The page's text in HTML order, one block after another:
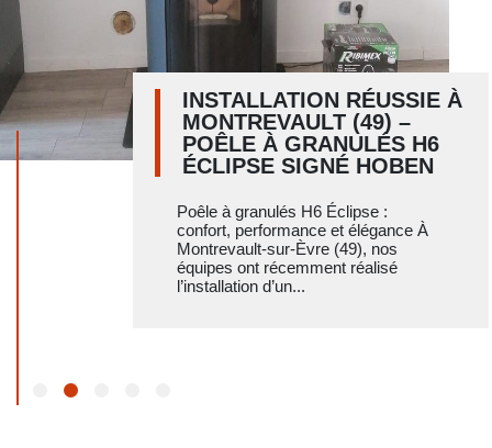
INSTALLATION RÉUSSIE À
MONTREVAULT (49) –
POÊLE À GRANULÉS H6
ÉCLIPSE SIGNÉ HOBEN
Poêle à granulés H6 Éclipse :
confort, performance et élégance À
Montrevault-sur-Èvre (49), nos
équipes ont récemment réalisé
l’installation d’un...